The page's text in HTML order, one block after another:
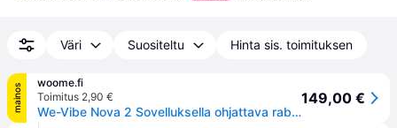
Väri Suositeltu Hinta sis. toimituksen
mainos
woome.fi
Toimitus 2,90 €
We-Vibe Nova 2 Sovelluksella ohjattava rabbit-vibraattori
149,00 €